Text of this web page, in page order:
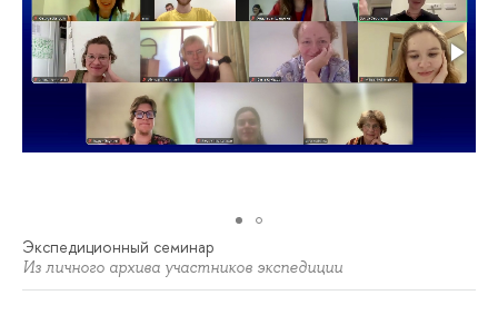
Экспедиционный семинар
Из личного архива участников экспедиции